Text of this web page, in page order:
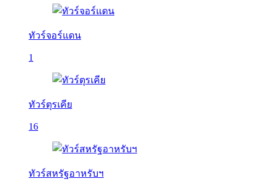
ทัวร์จอร์แดน
1
ทัวร์ตุรเคีย
16
ทัวร์สหรัฐอาหรับฯ